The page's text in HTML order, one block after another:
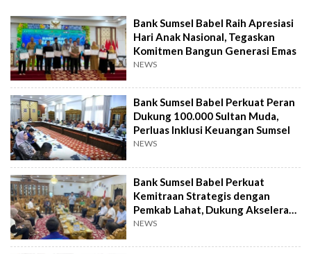
Bank Sumsel Babel Raih Apresiasi
Hari Anak Nasional, Tegaskan
Komitmen Bangun Generasi Emas
NEWS
Bank Sumsel Babel Perkuat Peran
Dukung 100.000 Sultan Muda,
Perluas Inklusi Keuangan Sumsel
NEWS
Bank Sumsel Babel Perkuat
Kemitraan Strategis dengan
Pemkab Lahat, Dukung Akselerasi
Ekonomi Daerah
NEWS